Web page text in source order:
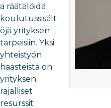
a räätälöidä
koulutussisält
öjä yrityksen
tarpeisiin. Yksi
yhteistyön
haasteista on
yrityksen
rajalliset
resurssit